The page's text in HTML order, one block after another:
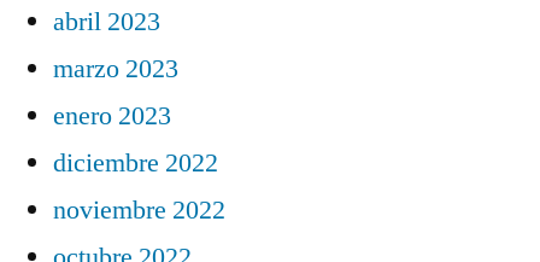
abril 2023
marzo 2023
enero 2023
diciembre 2022
noviembre 2022